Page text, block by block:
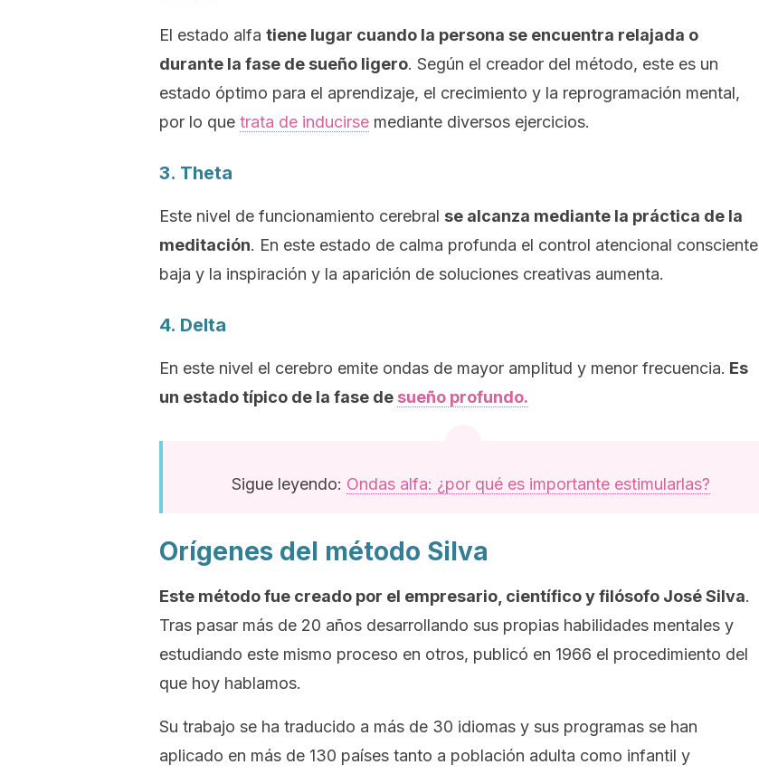
El estado alfa tiene lugar cuando la persona se encuentra relajada o
durante la fase de sueño ligero. Según el creador del método, este es un
estado óptimo para el aprendizaje, el crecimiento y la reprogramación mental,
por lo que trata de inducirse mediante diversos ejercicios.
3. Theta
Este nivel de funcionamiento cerebral se alcanza mediante la práctica de la
meditación. En este estado de calma profunda el control atencional consciente
baja y la inspiración y la aparición de soluciones creativas aumenta.
4. Delta
En este nivel el cerebro emite ondas de mayor amplitud y menor frecuencia. Es
un estado típico de la fase de sueño profundo.
Sigue leyendo: Ondas alfa: ¿por qué es importante estimularlas?
Orígenes del método Silva
Este método fue creado por el empresario, científico y filósofo José Silva.
Tras pasar más de 20 años desarrollando sus propias habilidades mentales y
estudiando este mismo proceso en otros, publicó en 1966 el procedimiento del
que hoy hablamos.
Su trabajo se ha traducido a más de 30 idiomas y sus programas se han
aplicado en más de 130 países tanto a población adulta como infantil y